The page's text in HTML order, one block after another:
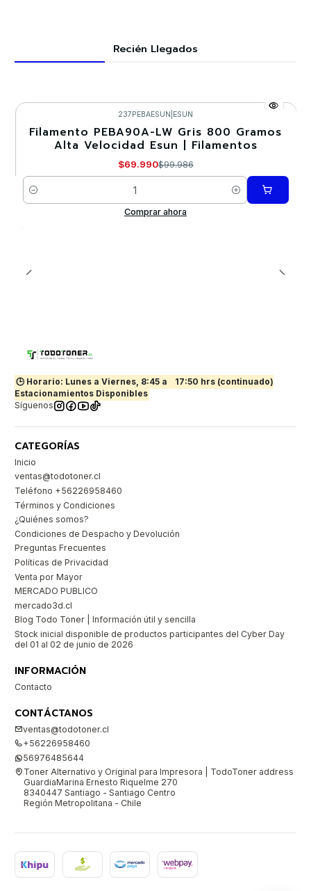
Recién Llegados
-30%
237PEBAESUN ESUN
Filamento PEBA90A-LW Gris 800 Gramos
Alta Velocidad Esun | Filamentos
$69.990$99.986
Cantidad
Comprar ahora
🕒 Horario: Lunes a Viernes, 8:45 a
17:50 hrs (continuado)
Estacionamientos Disponibles
Síguenos
CATEGORÍAS
Inicio
ventas@todotoner.cl
Teléfono +56226958460
Términos y Condiciones
¿Quiénes somos?
Condiciones de Despacho y Devolución
Preguntas Frecuentes
Políticas de Privacidad
Venta por Mayor
MERCADO PUBLICO
mercado3d.cl
Blog Todo Toner | Información útil y sencilla
Stock inicial disponible de productos participantes del Cyber Day
del 01 al 02 de junio de 2026
INFORMACIÓN
Contacto
CONTÁCTANOS
ventas@todotoner.cl
+56226958460
56976485644
Toner Alternativo y Original para Impresora | TodoToner address
GuardiaMarina Ernesto Riquelme 270
8340447 Santiago - Santiago Centro
Región Metropolitana - Chile